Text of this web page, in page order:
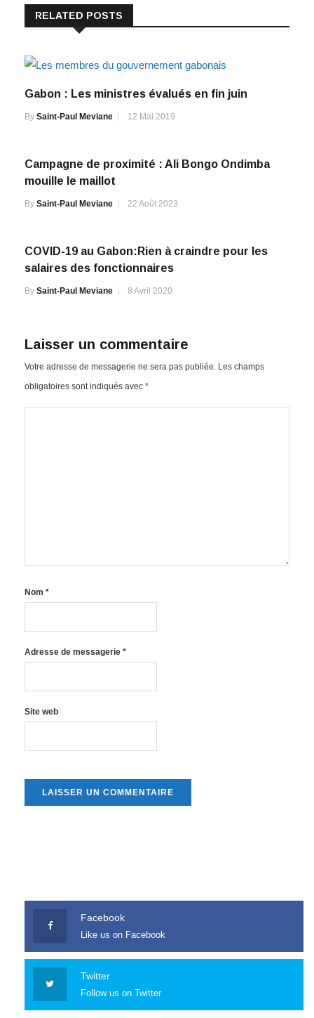
RELATED POSTS
Gabon : Les ministres évalués en fin juin
By Saint-Paul Meviane 12 Mai 2019
Campagne de proximité : Ali Bongo Ondimba
mouille le maillot
By Saint-Paul Meviane 22 Août 2023
COVID-19 au Gabon:Rien à craindre pour les
salaires des fonctionnaires
By Saint-Paul Meviane 8 Avril 2020
Laisser un commentaire
Votre adresse de messagerie ne sera pas publiée. Les champs
obligatoires sont indiqués avec *
Nom *
Adresse de messagerie *
Site web
Facebook
Like us on Facebook
Twitter
Follow us on Twitter